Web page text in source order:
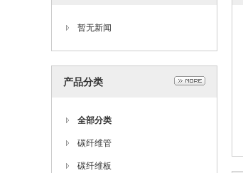
暂无新闻
产品分类
全部分类
碳纤维管
碳纤维板